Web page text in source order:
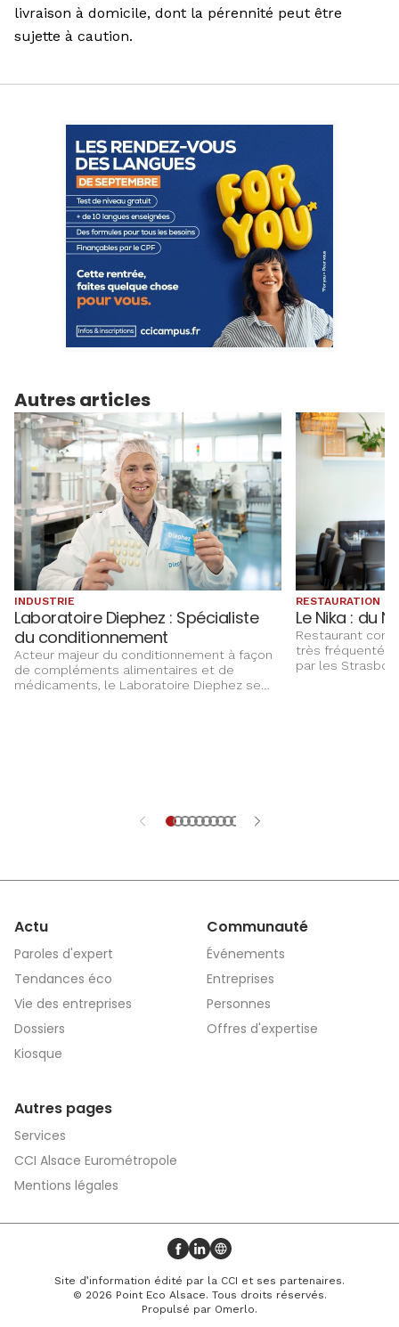
livraison à domicile, dont la pérennité peut être
sujette à caution.
Autres articles
INDUSTRIE
Laboratoire Diephez : Spécialiste
du conditionnement
Acteur majeur du conditionnement à façon
de compléments alimentaires et de
médicaments, le Laboratoire Diephez se
RESTAURATION
Le Nika : du
Restaurant
très fréquenté,
par les
Actu
Paroles d'expert
Tendances éco
Vie des entreprises
Dossiers
Kiosque
Communauté
Événements
Entreprises
Personnes
Offres d'expertise
Autres pages
Services
CCI Alsace Eurométropole
Mentions légales
Profil Facebook
Profil LinkedIn
Site web
Site d’information édité par la CCI et ses partenaires.
© 2026 Point Eco Alsace. Tous droits réservés.
Propulsé par Omerlo.